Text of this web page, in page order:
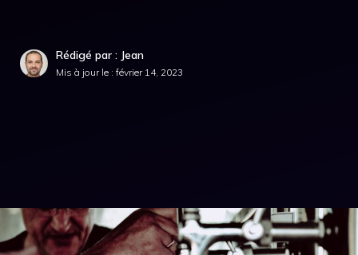
Rédigé par : Jean
Mis à jour le : février 14, 2023